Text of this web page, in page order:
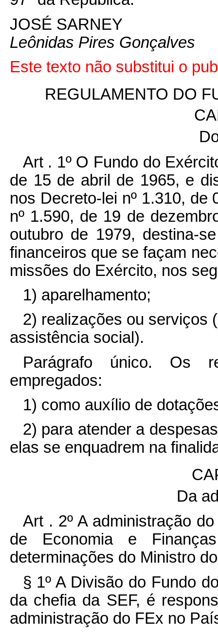
JOSÉ SARNEY
Leônidas Pires Gonçalves
Este texto não substitui o
REGULAMENTO DO
Art . 1º O Fundo do
de 15 de abril de 1965, e
nos Decreto-lei nº 1.310, de
nº 1.590, de 19 de
outubro de 1979, destina-
financeiros que se façam
missões do Exército, nos
1) aparelhamento;
2) realizações ou serviços
assistência social).
Parágrafo único. Os
empregados:
1) como auxílio de
2) para atender a
elas se enquadrem na
Da
Art . 2º A administração
de Economia e
determinações do Ministro
§ 1º A Divisão do Fundo
da chefia da SEF, é
administração do FEx no